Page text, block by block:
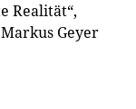
Realität“,
Geyer